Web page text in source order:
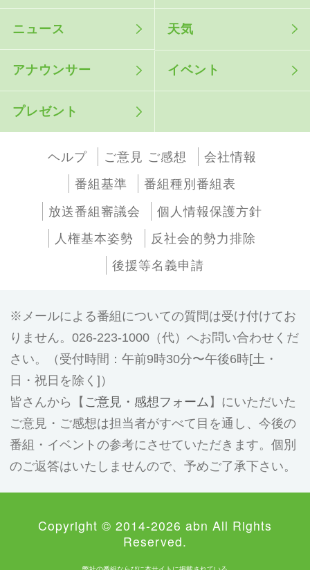
ニュース 天気
アナウンサー イベント
プレゼント
ヘルプ ご意見 ご感想
会社情報
番組基準
番組種別番組表
放送番組審議会
個人情報保護方針
人権基本姿勢
反社会的勢力排除
後援等名義申請
メールによる番組についての質問は受け付けてお
りません。026-223-1000（代）へお問い合わせくだ
さい。（受付時間：午前9時30分〜午後6時[土・
日・祝日を除く]）
皆さんから【 ご意見・感想フォーム 】にいただいた
ご意見・ご感想は担当者がすべて目を通し、今後の
番組・イベントの参考にさせていただきます。個別
のご返答はいたしませんので、予めご了承下さい。
Copyright © 2014-2026 abn All Rights
Reserved.